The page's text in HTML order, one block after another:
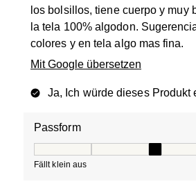
los bolsillos, tiene cuerpo y muy
la tela 100% algodon.
colores y en tela algo mas fina.
Mit Google übersetzen
Ja, Ich würde dieses Produkt
Passform
Fällt klein aus